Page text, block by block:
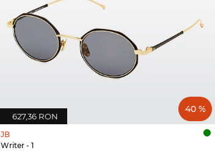
627,36 RON
40 %
JB
Writer - 1